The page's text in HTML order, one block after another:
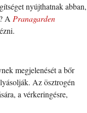
nyújthatnak abban,
A Pranagarden
megjelenését a bőr
Az ösztrogén
a vérkeringésre,